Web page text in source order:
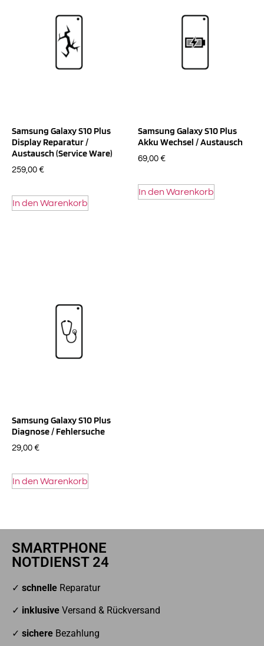
Samsung Galaxy S10 Plus
Display Reparatur /
Austausch (Service Ware)
259,00 €
In den Warenkorb
Samsung Galaxy S10 Plus
Akku Wechsel / Austausch
69,00 €
In den Warenkorb
Samsung Galaxy S10 Plus
Diagnose / Fehlersuche
29,00 €
In den Warenkorb
SMARTPHONE
NOTDIENST 24
✓ schnelle Reparatur
✓ inklusive Versand & Rückversand
✓ sichere Bezahlung